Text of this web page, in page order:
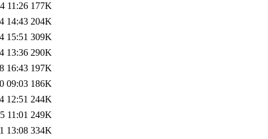
11:26 177K
14:43 204K
15:51 309K
13:36 290K
16:43 197K
09:03 186K
12:51 244K
11:01 249K
13:08 334K